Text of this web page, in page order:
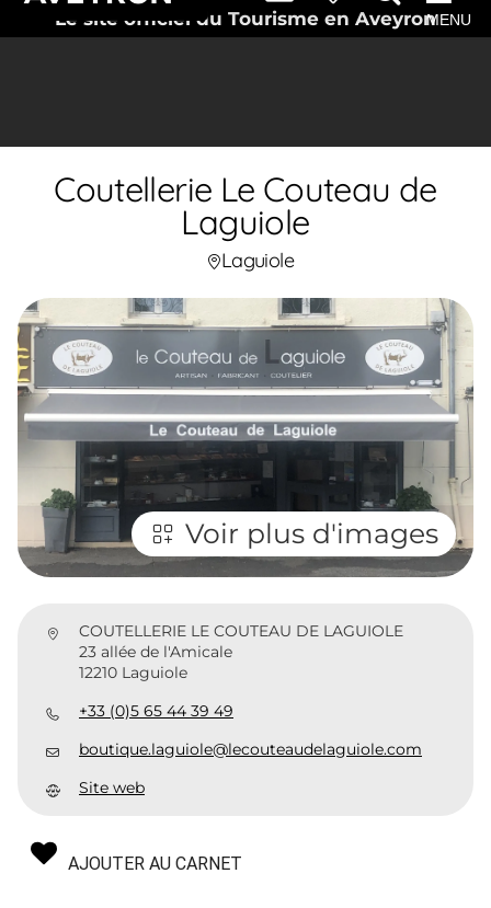
Le site officiel du Tourisme en AveyronMENU
Coutellerie Le Couteau de
Laguiole
Laguiole
Voir plus d'images
COUTELLERIE LE COUTEAU DE LAGUIOLE
23 allée de l'Amicale
12210 Laguiole
+33 (0)5 65 44 39 49
boutique.laguiole@lecouteaudelaguiole.com
Site web
AJOUTER AU CARNET